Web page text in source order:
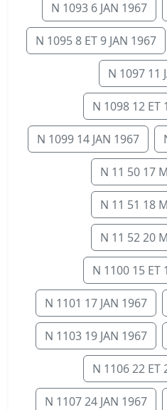
N 1093 6 JAN 1967
N 1095 8 ET 9 JAN 1967
N 1097 11
N 1098 12 ET
N 1099 14 JAN 1967
N 11 50 17
N 11 51 18
N 11 52 20
N 1100 15 ET
N 1101 17 JAN 1967
N 1103 19 JAN 1967
N 1106 22 ET
N 1107 24 JAN 1967